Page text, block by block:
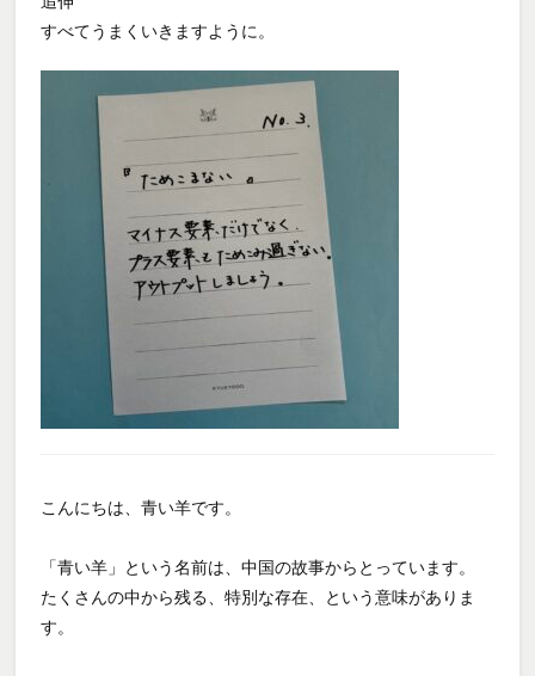
すべてうまくいきますように。
こんにちは、青い羊です。
「青い羊」という名前は、中国の故事からとっています。
たくさんの中から残る、特別な存在、という意味がありま
す。